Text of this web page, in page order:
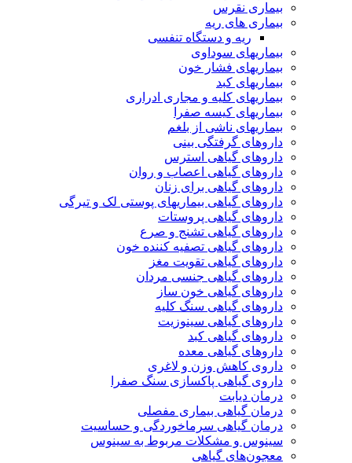
بیماری نقرس
بیماری های ریه
ریه و دستگاه تنفسی
بیماریهای سوداوی
بیماریهای فشار خون
بیماریهای کبد
بیماریهای کلیه و مجاری ادراری
بیماریهای کیسه صفرا
بیماریهای ناشی از بلغم
داروهای گرفتگی بینی
داروهای گیاهی استرس
داروهای گیاهی اعصاب و روان
داروهای گیاهی برای زنان
داروهای گیاهی بیماریهای پوستی لک و تیرگی
داروهای گیاهی پروستات
داروهای گیاهی تشنج و صرع
داروهای گیاهی تصفیه کننده خون
داروهای گیاهی تقویت مغز
داروهای گیاهی جنسی مردان
داروهای گیاهی خون ساز
داروهای گیاهی سنگ کلیه
داروهای گیاهی سینوزیت
داروهای گیاهی کبد
داروهای گیاهی معده
داروی کاهش وزن و لاغری
داروی گیاهی پاکسازی سنگ صفرا
درمان دیابت
درمان گیاهی بیماری مفصلی
درمان گیاهی سرماخوردگی و حساسیت
سینوس و مشکلات مربوط به سینوس
معجون‌های گیاهی